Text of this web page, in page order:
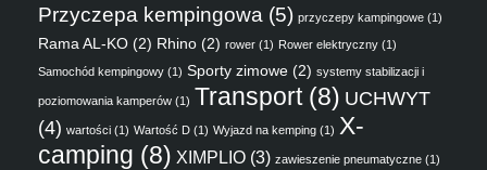
Przyczepa kempingowa (5) przyczepy kampingowe (1)
Rama AL-KO (2) Rhino (2) rower (1) Rower elektryczny (1)
Samochód kempingowy (1) Sporty zimowe (2) systemy stabilizacji i
poziomowania kamperów (1) Transport(8) UCHWYT
(4) wartości (1) Wartość D (1) Wyjazd na kemping (1) X-
camping (8) XIMPLIO (3) zawieszenie pneumatyczne (1)